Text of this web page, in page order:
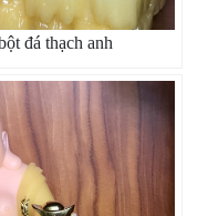
đá thạch anh